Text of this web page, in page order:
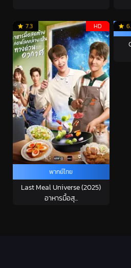
7.3 HD
พากย์ไทย
Last Meal Universe (2025)
อาหารมื้อสุ...